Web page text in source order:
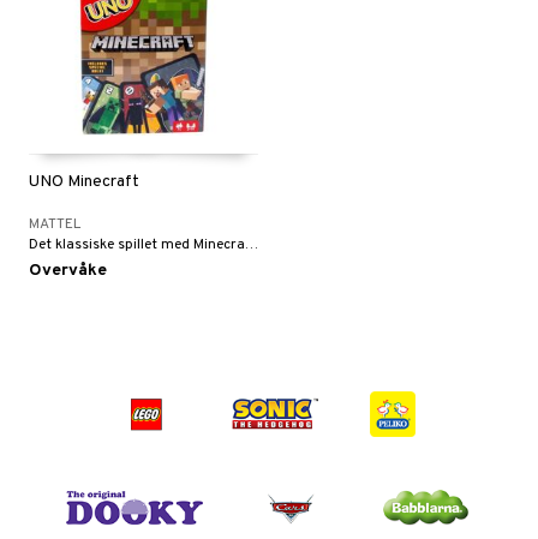
UNO Minecraft
MATTEL
Det klassiske spillet med Minecraft-kort og et spesialkort.
Overvåke